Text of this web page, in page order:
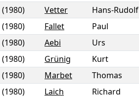
(1980) Vetter Hans-Rudolf
(1980) Fallet Paul
(1980) Aebi Urs
(1980) Grünig Kurt
(1980) Marbet Thomas
(1980) Laich Richard